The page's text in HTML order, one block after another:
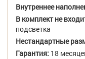
Внутреннее
В комплект не
подсветка
Нестандартные
Гарантия: 18